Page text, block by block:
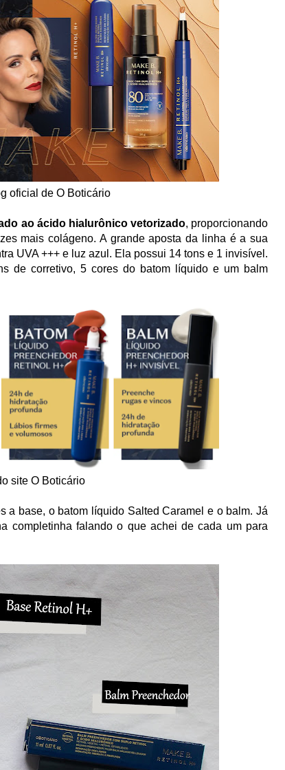
oficial de O Boticário
ao ácido hialurônico vetorizado, proporcionando
mais colágeno. A grande aposta da linha é a sua
UVA +++ e luz azul. Ela possui 14 tons e 1 invisível.
de corretivo, 5 cores do batom líquido e um balm
site O Boticário
base, o batom líquido Salted Caramel e o balm. Já
completinha falando o que achei de cada um para